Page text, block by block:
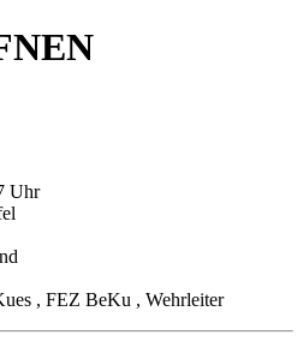
Uhr
, FEZ BeKu , Wehrleiter